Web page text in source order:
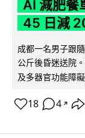
AI 減肥
45 日減
成都一名男子跟
公斤後昏迷送院
及多器官功能障
18 4 ↗